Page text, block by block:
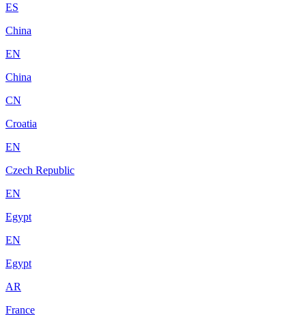
ES
China
EN
China
CN
Croatia
EN
Czech Republic
EN
Egypt
EN
Egypt
AR
France